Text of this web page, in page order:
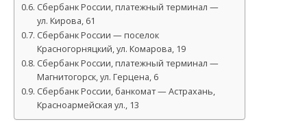
Сбербанк России, платежный терминал —
ул. Кирова, 61
Сбербанк России — поселок
Красногорняцкий, ул. Комарова, 19
Сбербанк России, платежный терминал —
Магнитогорск, ул. Герцена, 6
Сбербанк России, банкомат — Астрахань,
Красноармейская ул., 13